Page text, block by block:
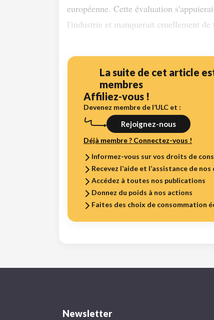
européenne. Cette évaluation
l'industrie et manquerait cruellement de
La suite de cet article
membres
Affiliez-vous !
Devenez membre de l’ULC et :
Rejoignez-nous
Déjà membre ? Connectez-vous !
Informez-vous sur vos droits de
Recevez l’aide et l’assistance de
Accédez à toutes nos publications
Donnez du poids à nos actions
Faites des choix de consommation
Newsletter